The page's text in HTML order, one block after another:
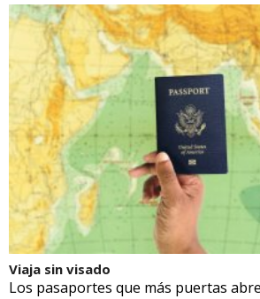
Viaja sin visado
Los pasaportes que más puertas